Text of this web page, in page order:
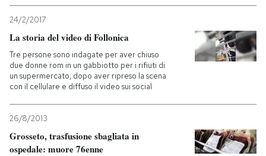
24/2/2017
La storia del video di Follonica
Tre persone sono indagate per aver chiuso
due donne rom in un gabbiotto per i rifiuti di
un supermercato, dopo aver ripreso la scena
con il cellulare e diffuso il video sui social
26/8/2013
Grosseto, trasfusione sbagliata in
ospedale: muore 76enne